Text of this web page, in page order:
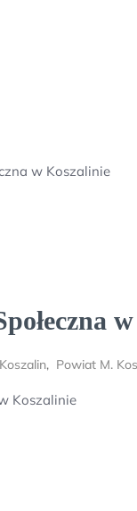
w Koszalinie
, Powiat M.
Koszalinie